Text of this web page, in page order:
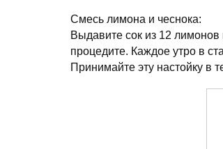
Смесь лимона и чеснока:
Выдавите сок из 12 лимонов
процедите. Каждое утро в
Принимайте эту настойку в